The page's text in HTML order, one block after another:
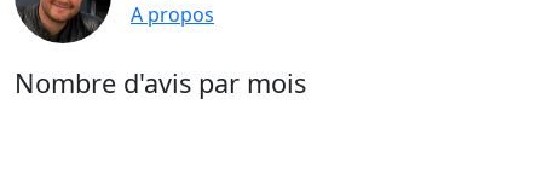
A propos
Nombre d'avis par mois